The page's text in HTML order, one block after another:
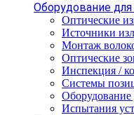
Оборудование
Оптические
Источники
Монтаж
Оптические
Инспекция /
Системы
Оборудование
Испытания